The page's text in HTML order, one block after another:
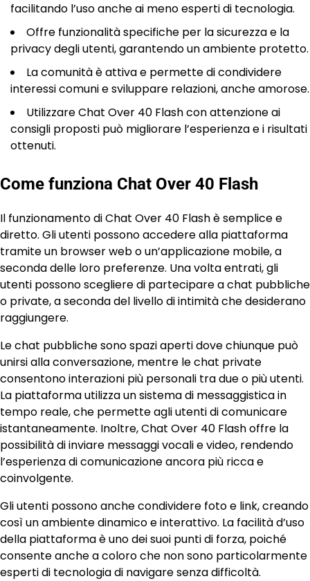
facilitando l’uso anche ai meno esperti di tecnologia.
Offre funzionalità specifiche per la sicurezza e la
privacy degli utenti, garantendo un ambiente protetto.
La comunità è attiva e permette di condividere
interessi comuni e sviluppare relazioni, anche amorose.
Utilizzare Chat Over 40 Flash con attenzione ai
consigli proposti può migliorare l’esperienza e i risultati
ottenuti.
Come funziona Chat Over 40 Flash
Il funzionamento di Chat Over 40 Flash è semplice e
diretto. Gli utenti possono accedere alla piattaforma
tramite un browser web o un’applicazione mobile, a
seconda delle loro preferenze. Una volta entrati, gli
utenti possono scegliere di partecipare a chat pubbliche
o private, a seconda del livello di intimità che desiderano
raggiungere.
Le chat pubbliche sono spazi aperti dove chiunque può
unirsi alla conversazione, mentre le chat private
consentono interazioni più personali tra due o più utenti.
La piattaforma utilizza un sistema di messaggistica in
tempo reale, che permette agli utenti di comunicare
istantaneamente. Inoltre, Chat Over 40 Flash offre la
possibilità di inviare messaggi vocali e video, rendendo
l’esperienza di comunicazione ancora più ricca e
coinvolgente.
Gli utenti possono anche condividere foto e link, creando
così un ambiente dinamico e interattivo. La facilità d’uso
della piattaforma è uno dei suoi punti di forza, poiché
consente anche a coloro che non sono particolarmente
esperti di tecnologia di navigare senza difficoltà.